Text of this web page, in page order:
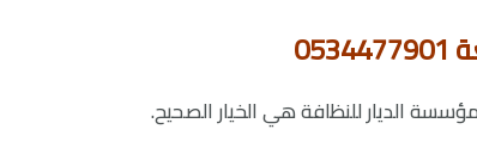
الديار للنظافة هي الخيار الصحيح.